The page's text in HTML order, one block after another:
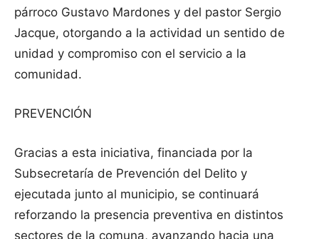
párroco Gustavo Mardones y del pastor Sergio
Jacque, otorgando a la actividad un sentido de
unidad y compromiso con el servicio a la
comunidad.
PREVENCIÓN
Gracias a esta iniciativa, financiada por la
Subsecretaría de Prevención del Delito y
ejecutada junto al municipio, se continuará
reforzando la presencia preventiva en distintos
sectores de la comuna, avanzando hacia una